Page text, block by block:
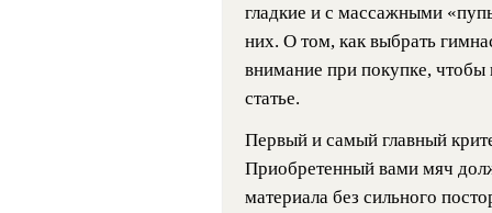
гладкие и с массажными
них. О том, как выбрать
внимание при покупке, чтобы
статье.
Первый и самый главный
Приобретенный вами мяч
материала без сильного